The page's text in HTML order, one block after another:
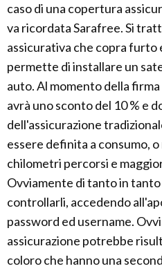
caso di una copertura
va ricordata Sarafree. Si
assicurativa che copra furto
permette di installare un
auto. Al momento della
avrà uno sconto del 10 % e
dell'assicurazione
essere definita a consumo,
chilometri percorsi e
Ovviamente di tanto in tanto
controllarli, accedendo
password ed username.
assicurazione potrebbe
coloro che hanno una